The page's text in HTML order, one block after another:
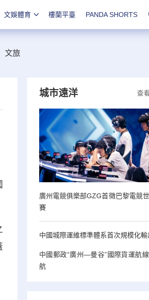
文娛體育 樓蘭平臺 PANDA SHORTS
文旅
查
城市遠洋
廣州電競俱樂部GZG首徵巴黎電競
賽
中國城際運維標準體系首次規模化輸
中國郵政“廣州—曼谷”國際貨運航
航